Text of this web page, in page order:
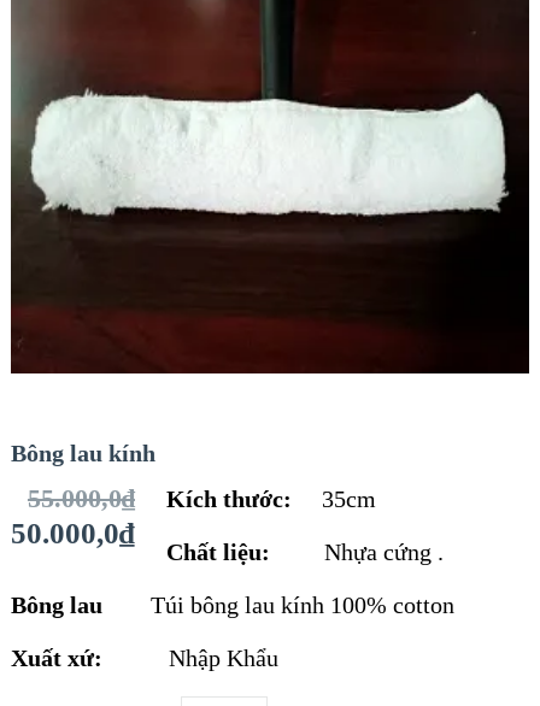
Bông lau kính
55.000,0₫
50.000,0₫
Kích thước:
35cm
Chất liệu:
Nhựa cứng .
Bông lau
Túi bông lau kính 100% cotton
Xuất xứ:
Nhập Khẩu